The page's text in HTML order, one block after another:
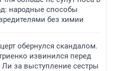
народные способы
без химии
обернулся скандалом.
извинился перед
за выступление сестры